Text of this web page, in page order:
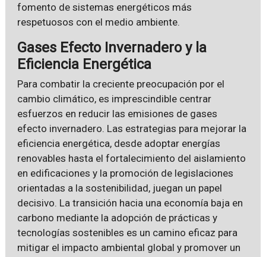
fomento de sistemas energéticos más
respetuosos con el medio ambiente.
Gases Efecto Invernadero y la
Eficiencia Energética
Para combatir la creciente preocupación por el
cambio climático, es imprescindible centrar
esfuerzos en reducir las emisiones de gases
efecto invernadero. Las estrategias para mejorar la
eficiencia energética, desde adoptar energías
renovables hasta el fortalecimiento del aislamiento
en edificaciones y la promoción de legislaciones
orientadas a la sostenibilidad, juegan un papel
decisivo. La transición hacia una economía baja en
carbono mediante la adopción de prácticas y
tecnologías sostenibles es un camino eficaz para
mitigar el impacto ambiental global y promover un